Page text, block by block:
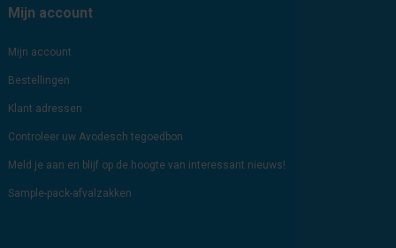
Mijn account
Mijn account
Bestellingen
Klant adressen
Controleer uw Avodesch tegoedbon
Meld je aan en blijf op de hoogte van interessant nieuws!
Sample-pack-afvalzakken